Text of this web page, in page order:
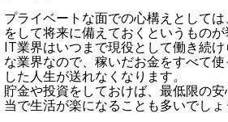
プライベートな面での心構えとして
をして将来に備えておくというものが
IT業界はいつまで現役として働き続
な業界なので、稼いだお金をすべて
した人生が送れなくなります。
貯金や投資をしておけば、最低限の
当で生活が楽になることも多いでしょ